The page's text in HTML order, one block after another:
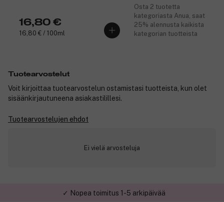
16,80 €
16,80 € / 100ml
Osta 2 tuotetta
kategoriasta Anua, saat
25% alennusta kaikista
kategorian tuotteista
Tuotearvostelut
Voit kirjoittaa tuotearvostelun ostamistasi tuotteista, kun olet
sisäänkirjautuneena asiakastilillesi.
Tuotearvostelujen ehdot
Ei vielä arvosteluja
✓ Nopea toimitus 1-5 arkipäivää